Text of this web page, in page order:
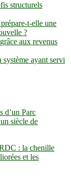
structurels
t-elle une
?
aux revenus
ayant servi
d’un Parc
siècle de
: la chenille
et les